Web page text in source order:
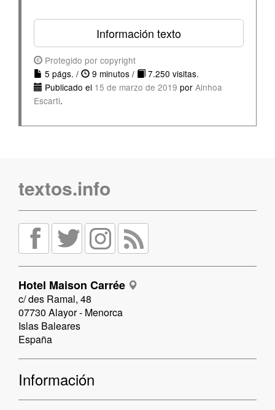
Información texto
Protegido por copyright
5 págs. /
9 minutos /
7.250 visitas.
Publicado el 15 de marzo de 2019 por Ainhoa
Escarti.
textos.info
Hotel Maison Carrée
c/ des Ramal, 48
07730 Alayor - Menorca
Islas Baleares
España
Información